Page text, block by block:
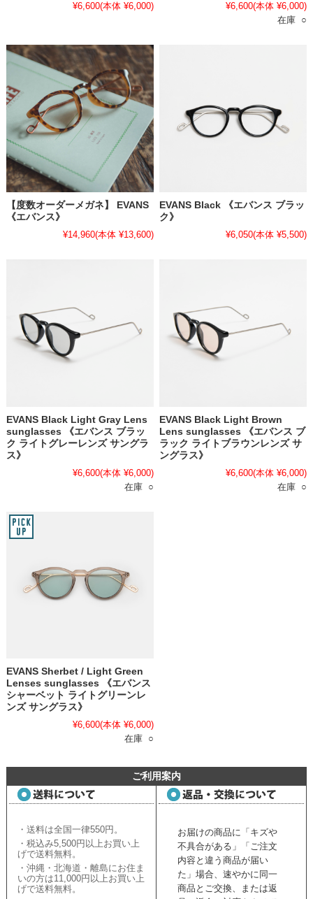
¥6,600(本体 ¥6,000)
¥6,600(本体 ¥6,000)
在庫 ○
【度数オーダーメガネ】 EVANS
《エバンス》
¥14,960(本体 ¥13,600)
EVANS Black 《エバンス ブラッ
ク》
¥6,050(本体 ¥5,500)
EVANS Black Light Gray Lens
sunglasses 《エバンス ブラッ
ク ライトグレーレンズ サングラ
ス》
¥6,600(本体 ¥6,000)
在庫 ○
EVANS Black Light Brown
Lens sunglasses 《エバンス ブ
ラック ライトブラウンレンズ サ
ングラス》
¥6,600(本体 ¥6,000)
在庫 ○
EVANS Sherbet / Light Green
Lenses sunglasses 《エバンス
シャーベット ライトグリーンレ
ンズ サングラス》
¥6,600(本体 ¥6,000)
在庫 ○
ご利用案内
・送料は全国一律550円。
・税込み5,500円以上お買い上
げで送料無料。
・沖縄・北海道・離島にお住ま
いの方は11,000円以上お買い上
げで送料無料。
お届けの商品に「キズや
不具合がある」「ご注文
内容と違う商品が届い
た」場合、速やかに同一
商品とご交換、または返